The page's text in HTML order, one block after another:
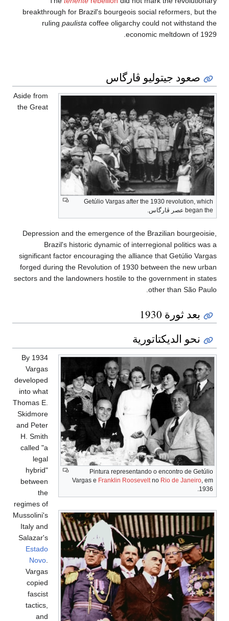
breakthrough for Brazil's bourgeois social reformers, but the
ruling paulista coffee oligarchy could not withstand the
economic meltdown of 1929.
صعود جيتوليو ڤارگاس
Getúlio Vargas after the 1930 revolution, which
began the عصر ڤارگاس.
Aside from
the Great
Depression and the emergence of the Brazilian bourgeoisie,
Brazil's historic dynamic of interregional politics was a
significant factor encouraging the alliance that Getúlio Vargas
forged during the Revolution of 1930 between the new urban
sectors and the landowners hostile to the government in states
other than São Paulo.
بعد ثورة 1930
نحو الديكتاتورية
Pintura representando o encontro de Getúlio
Vargas e Franklin Roosevelt no Rio de Janeiro , em
1936.
By 1934
Vargas
developed
into what
Thomas E.
Skidmore
and Peter
H. Smith
called "a
legal
hybrid"
between
the
regimes of
Mussolini's
Italy and
Salazar's
Estado
Novo
Vargas
copied
fascist
tactics,
and